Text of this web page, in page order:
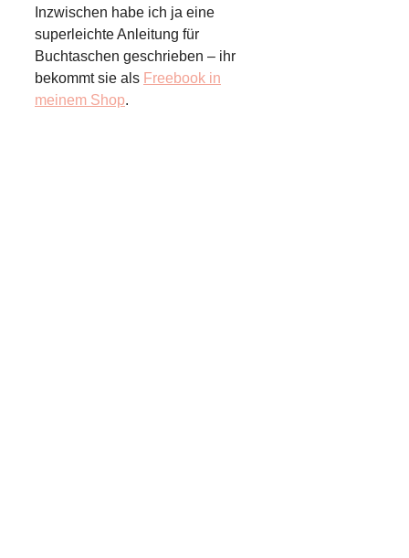
Inzwischen habe ich ja eine
superleichte Anleitung für
Buchtaschen geschrieben – ihr
bekommt sie als Freebook in
meinem Shop.